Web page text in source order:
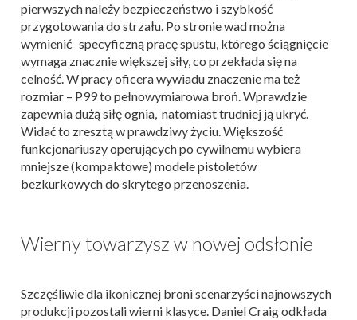
pierwszych należy bezpieczeństwo i szybkość
przygotowania do strzału. Po stronie wad można
wymienić specyficzną pracę spustu, którego ściągnięcie
wymaga znacznie większej siły, co przekłada się na
celność. W pracy oficera wywiadu znaczenie ma też
rozmiar – P99 to pełnowymiarowa broń. Wprawdzie
zapewnia dużą siłę ognia, natomiast trudniej ją ukryć.
Widać to zresztą w prawdziwy życiu. Większość
funkcjonariuszy operujących po cywilnemu wybiera
mniejsze (kompaktowe) modele pistoletów
bezkurkowych do skrytego przenoszenia.
Wierny towarzysz w nowej odsłonie
Szczęśliwie dla ikonicznej broni scenarzyści najnowszych
produkcji pozostali wierni klasyce. Daniel Craig odkłada